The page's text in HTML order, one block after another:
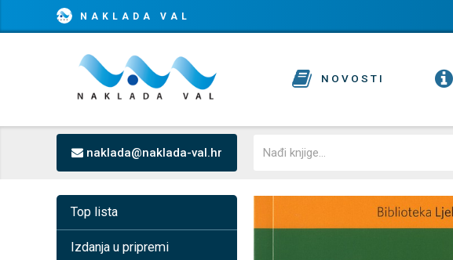
NAKLADA VAL
NOVOSTI
naklada@naklada-val.hr
Top lista
Izdanja u pripremi